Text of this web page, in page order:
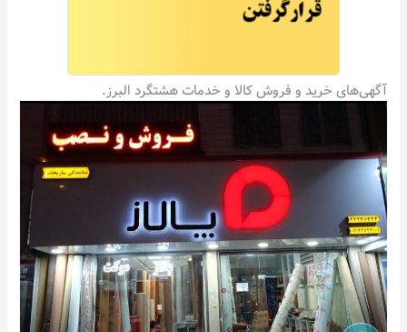
آگهی‌های خرید و فروش کالا و خدمات هشتگرد البرز.